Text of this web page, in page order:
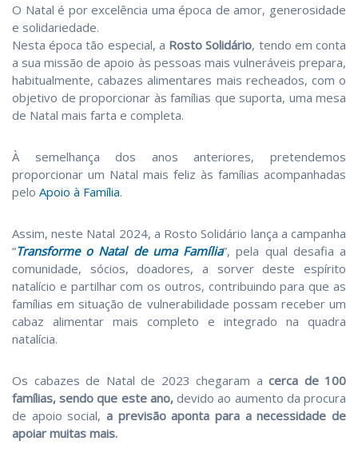
O Natal é por excelência uma época de amor, generosidade
e solidariedade.
Nesta época tão especial, a Rosto Solidário, tendo em conta
a sua missão de apoio às pessoas mais vulneráveis prepara,
habitualmente, cabazes alimentares mais recheados, com o
objetivo de proporcionar às famílias que suporta, uma mesa
de Natal mais farta e completa.
À semelhança dos anos anteriores, pretendemos
proporcionar um Natal mais feliz às famílias acompanhadas
pelo Apoio à Família.
Assim, neste Natal 2024, a Rosto Solidário lança a campanha
“Transforme o Natal de uma Família”, pela qual desafia a
comunidade, sócios, doadores, a sorver deste espírito
natalício e partilhar com os outros, contribuindo para que as
famílias em situação de vulnerabilidade possam receber um
cabaz alimentar mais completo e integrado na quadra
natalícia.
Os cabazes de Natal de 2023 chegaram a cerca de 100
famílias, sendo que este ano,devido ao aumento da procura
de apoio social, a previsão aponta para a necessidade de
apoiar muitas mais.